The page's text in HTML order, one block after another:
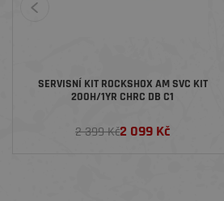
SERVISNÍ KIT ROCKSHOX AM SVC KIT
200H/1YR CHRC DB C1
2 399 Kč2 099 Kč